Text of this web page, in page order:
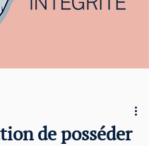
de posséder